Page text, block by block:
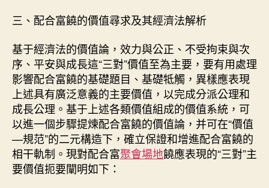
三、配合富饒的價值尋求及其經濟法解析
基于經濟法的價值論，效力與公正、不受拘束與次
序、平安與成長這“三對”價值至為主要，要有用處理
影響配合富饒的基礎題目、基礎牴觸，異樣應表現
上述具有廣泛意義的主要價值，以完成分派公理和
成長公理。基于上述各類價值組成的價值系統，可
以進一個步驟提煉配合富饒的價值論，并可在“價值
—規范”的二元構造下，確立保證和增進配合富饒的
相干軌制。現對配合富聚會場地饒應表現的“三對”主
要價值扼要闡明如下：